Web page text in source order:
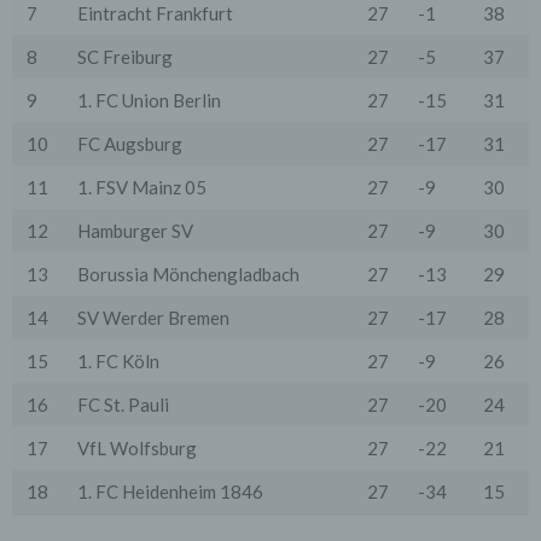
7
Eintracht Frankfurt 27 -1
38
8
SC Freiburg 27 -5
37
9
1. FC Union Berlin 27 -15
31
10
FC Augsburg 27 -17
31
11
1. FSV Mainz 05 27 -9
30
12
Hamburger SV 27 -9
30
13
Borussia Mönchengladbach 27 -13
29
14
SV Werder Bremen 27 -17
28
15
1. FC Köln 27 -9
26
16
FC St. Pauli 27 -20
24
17
VfL Wolfsburg 27 -22
21
18
1. FC Heidenheim 1846 27 -34 15
technische Sicherheitsmaßnahmen entsprechend dem
Vorschriften der Datenschutzgesetze eingehalten
Daten gegen zufällige oder vorsätzliche
Zugriff unberechtigter Personen zu schützen.
Sofern im Rahmen dieser Datenschutzerklärung
Anbietern (nachfolgend gemeinsam bezeichnet als
"Dritt-Anbieter") eingesetzt werden und deren
genannter Sitz im Ausland ist, ist davon auszugehen,
dass ein Datentransfer in die Sitzstaaten der Dritt-
Anbieter stattfindet. Die Übermittlung von Daten in
Drittstaaten erfolgt entweder auf Grundlage einer
oder spezieller Vertragsklauseln, die eine gesetzlich
Die personenbezogenen Daten werden, neben den
genannten Verwendung, für die folgenden Zwecke auf